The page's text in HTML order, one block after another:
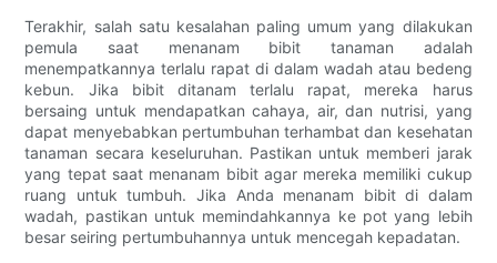
Terakhir, salah satu kesalahan paling umum yang dilakukan
pemula saat menanam bibit tanaman adalah
menempatkannya terlalu rapat di dalam wadah atau bedeng
kebun. Jika bibit ditanam terlalu rapat, mereka harus
bersaing untuk mendapatkan cahaya, air, dan nutrisi, yang
dapat menyebabkan pertumbuhan terhambat dan kesehatan
tanaman secara keseluruhan. Pastikan untuk memberi jarak
yang tepat saat menanam bibit agar mereka memiliki cukup
ruang untuk tumbuh. Jika Anda menanam bibit di dalam
wadah, pastikan untuk memindahkannya ke pot yang lebih
besar seiring pertumbuhannya untuk mencegah kepadatan.